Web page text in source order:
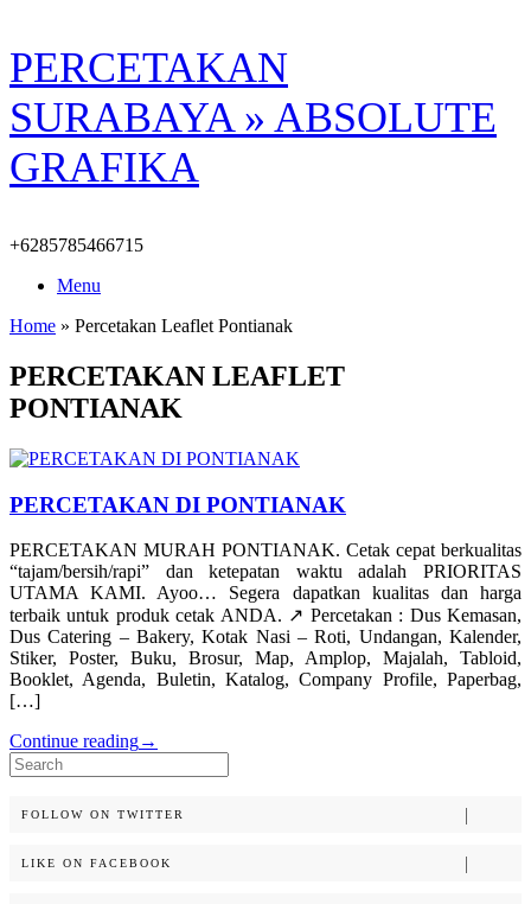
Skip
to
content
PERCETAKAN
SURABAYA » ABSOLUTE
GRAFIKA
+6285785466715
Menu
Home » Percetakan Leaflet Pontianak
PERCETAKAN LEAFLET
PONTIANAK
PERCETAKAN DI PONTIANAK
PERCETAKAN MURAH PONTIANAK. Cetak cepat berkualitas
“tajam/bersih/rapi” dan ketepatan waktu adalah PRIORITAS
UTAMA KAMI. Ayoo… Segera dapatkan kualitas dan harga
terbaik untuk produk cetak ANDA. ↗️ Percetakan : Dus Kemasan,
Dus Catering – Bakery, Kotak Nasi – Roti, Undangan, Kalender,
Stiker, Poster, Buku, Brosur, Map, Amplop, Majalah, Tabloid,
Booklet, Agenda, Buletin, Katalog, Company Profile, Paperbag,
[…]
Continue reading→
Search
for:
FOLLOW ON TWITTER
LIKE ON FACEBOOK